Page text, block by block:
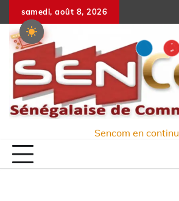
to
content
samedi, août 8, 2026
Sencom en continu